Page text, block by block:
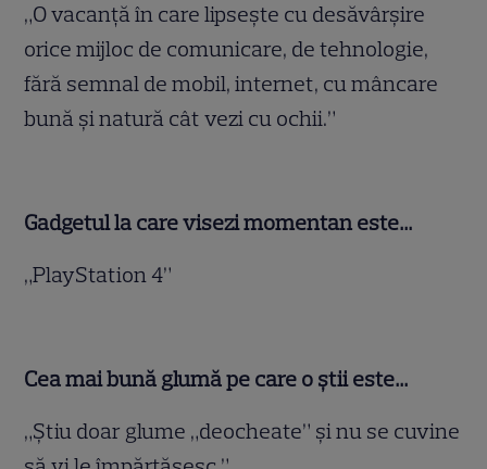
„O vacanţă în care lipseşte cu desăvârşire
orice mijloc de comunicare, de tehnologie,
fără semnal de mobil, internet, cu mâncare
bună şi natură cât vezi cu ochii.”
Gadgetul la care visezi momentan este…
„PlayStation 4”
Cea mai bună glumă pe care o ştii este…
„Ştiu doar glume „deocheate” şi nu se cuvine